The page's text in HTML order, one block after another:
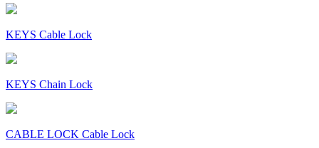
KEYS Cable Lock
KEYS Chain Lock
CABLE LOCK Cable Lock